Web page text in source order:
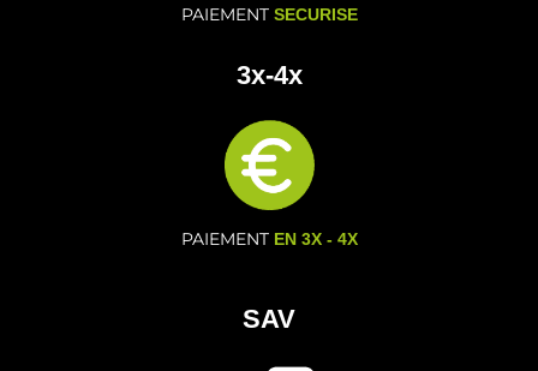
PAIEMENT SECURISE
3x-4x
PAIEMENT EN 3X - 4X
SAV